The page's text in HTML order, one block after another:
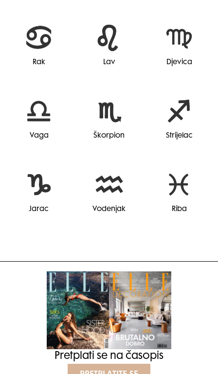
Rak Lav Djevica
Vaga Škorpion Strijelac
Jarac Vodenjak Riba
Pretplati se na časopis